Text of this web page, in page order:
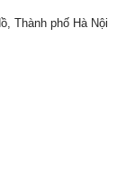
Thành phố Hà Nội